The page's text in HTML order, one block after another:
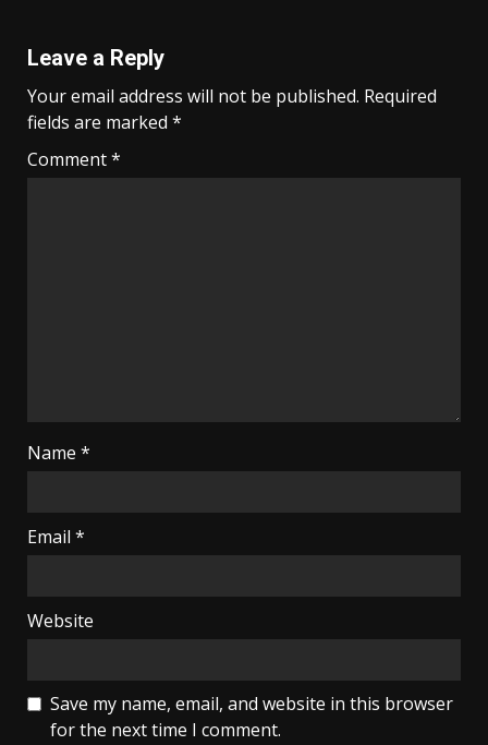
Leave a Reply
Your email address will not be published. Required
fields are marked *
Comment*
Name *
Email *
Website
Save my name, email, and website in this browser
for the next time I comment.